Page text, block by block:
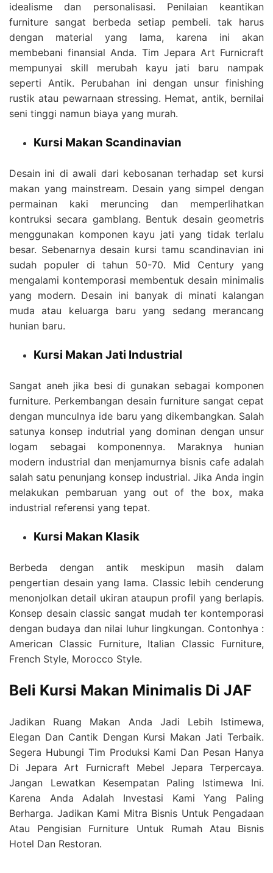
idealisme dan personalisasi. Penilaian keantikan
furniture sangat berbeda setiap pembeli. tak harus
dengan material yang lama, karena ini akan
membebani finansial Anda. Tim Jepara Art Furnicraft
mempunyai skill merubah kayu jati baru nampak
seperti Antik. Perubahan ini dengan unsur finishing
rustik atau pewarnaan stressing. Hemat, antik, bernilai
seni tinggi namun biaya yang murah.
Kursi Makan Scandinavian
Desain ini di awali dari kebosanan terhadap set kursi
makan yang mainstream. Desain yang simpel dengan
permainan kaki meruncing dan memperlihatkan
kontruksi secara gamblang. Bentuk desain geometris
menggunakan komponen kayu jati yang tidak terlalu
besar. Sebenarnya desain kursi tamu scandinavian ini
sudah populer di tahun 50-70. Mid Century yang
mengalami kontemporasi membentuk desain minimalis
yang modern. Desain ini banyak di minati kalangan
muda atau keluarga baru yang sedang merancang
hunian baru.
Kursi Makan Jati Industrial
Sangat aneh jika besi di gunakan sebagai komponen
furniture. Perkembangan desain furniture sangat cepat
dengan munculnya ide baru yang dikembangkan. Salah
satunya konsep indutrial yang dominan dengan unsur
logam sebagai komponennya. Maraknya hunian
modern industrial dan menjamurnya bisnis cafe adalah
salah satu penunjang konsep industrial. Jika Anda ingin
melakukan pembaruan yang out of the box, maka
industrial referensi yang tepat.
Kursi Makan Klasik
Berbeda dengan antik meskipun masih dalam
pengertian desain yang lama. Classic lebih cenderung
menonjolkan detail ukiran ataupun profil yang berlapis.
Konsep desain classic sangat mudah ter kontemporasi
dengan budaya dan nilai luhur lingkungan. Contonhya :
American Classic Furniture, Italian Classic Furniture,
French Style, Morocco Style.
Beli Kursi Makan Minimalis Di JAF
Jadikan Ruang Makan Anda Jadi Lebih Istimewa,
Elegan Dan Cantik Dengan Kursi Makan Jati Terbaik.
Segera Hubungi Tim Produksi Kami Dan Pesan Hanya
Di Jepara Art Furnicraft Mebel Jepara Terpercaya.
Jangan Lewatkan Kesempatan Paling Istimewa Ini.
Karena Anda Adalah Investasi Kami Yang Paling
Berharga. Jadikan Kami Mitra Bisnis Untuk Pengadaan
Atau Pengisian Furniture Untuk Rumah Atau Bisnis
Hotel Dan Restoran.